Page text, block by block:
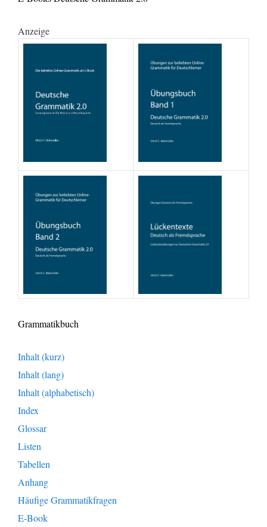
Anzeige
Grammatikbuch
Inhalt (kurz)
Inhalt (lang)
Inhalt (alphabetisch)
Index
Glossar
Listen
Tabellen
Anhang
Häufige Grammatikfragen
E-Book